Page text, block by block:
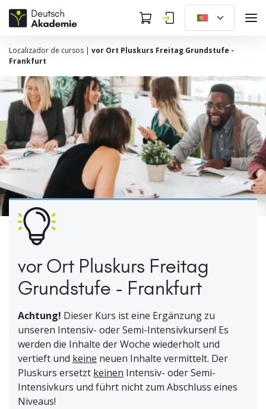
Localizador de cursos | vor Ort Pluskurs Freitag Grundstufe -
Frankfurt
vor Ort Pluskurs Freitag
Grundstufe - Frankfurt
Achtung! Dieser Kurs ist eine Ergänzung zu
unseren Intensiv- oder Semi-Intensivkursen! Es
werden die Inhalte der Woche wiederholt und
vertieft und keine neuen Inhalte vermittelt. Der
Pluskurs ersetzt keinen Intensiv- oder Semi-
Intensivkurs und führt nicht zum Abschluss eines
Niveaus!